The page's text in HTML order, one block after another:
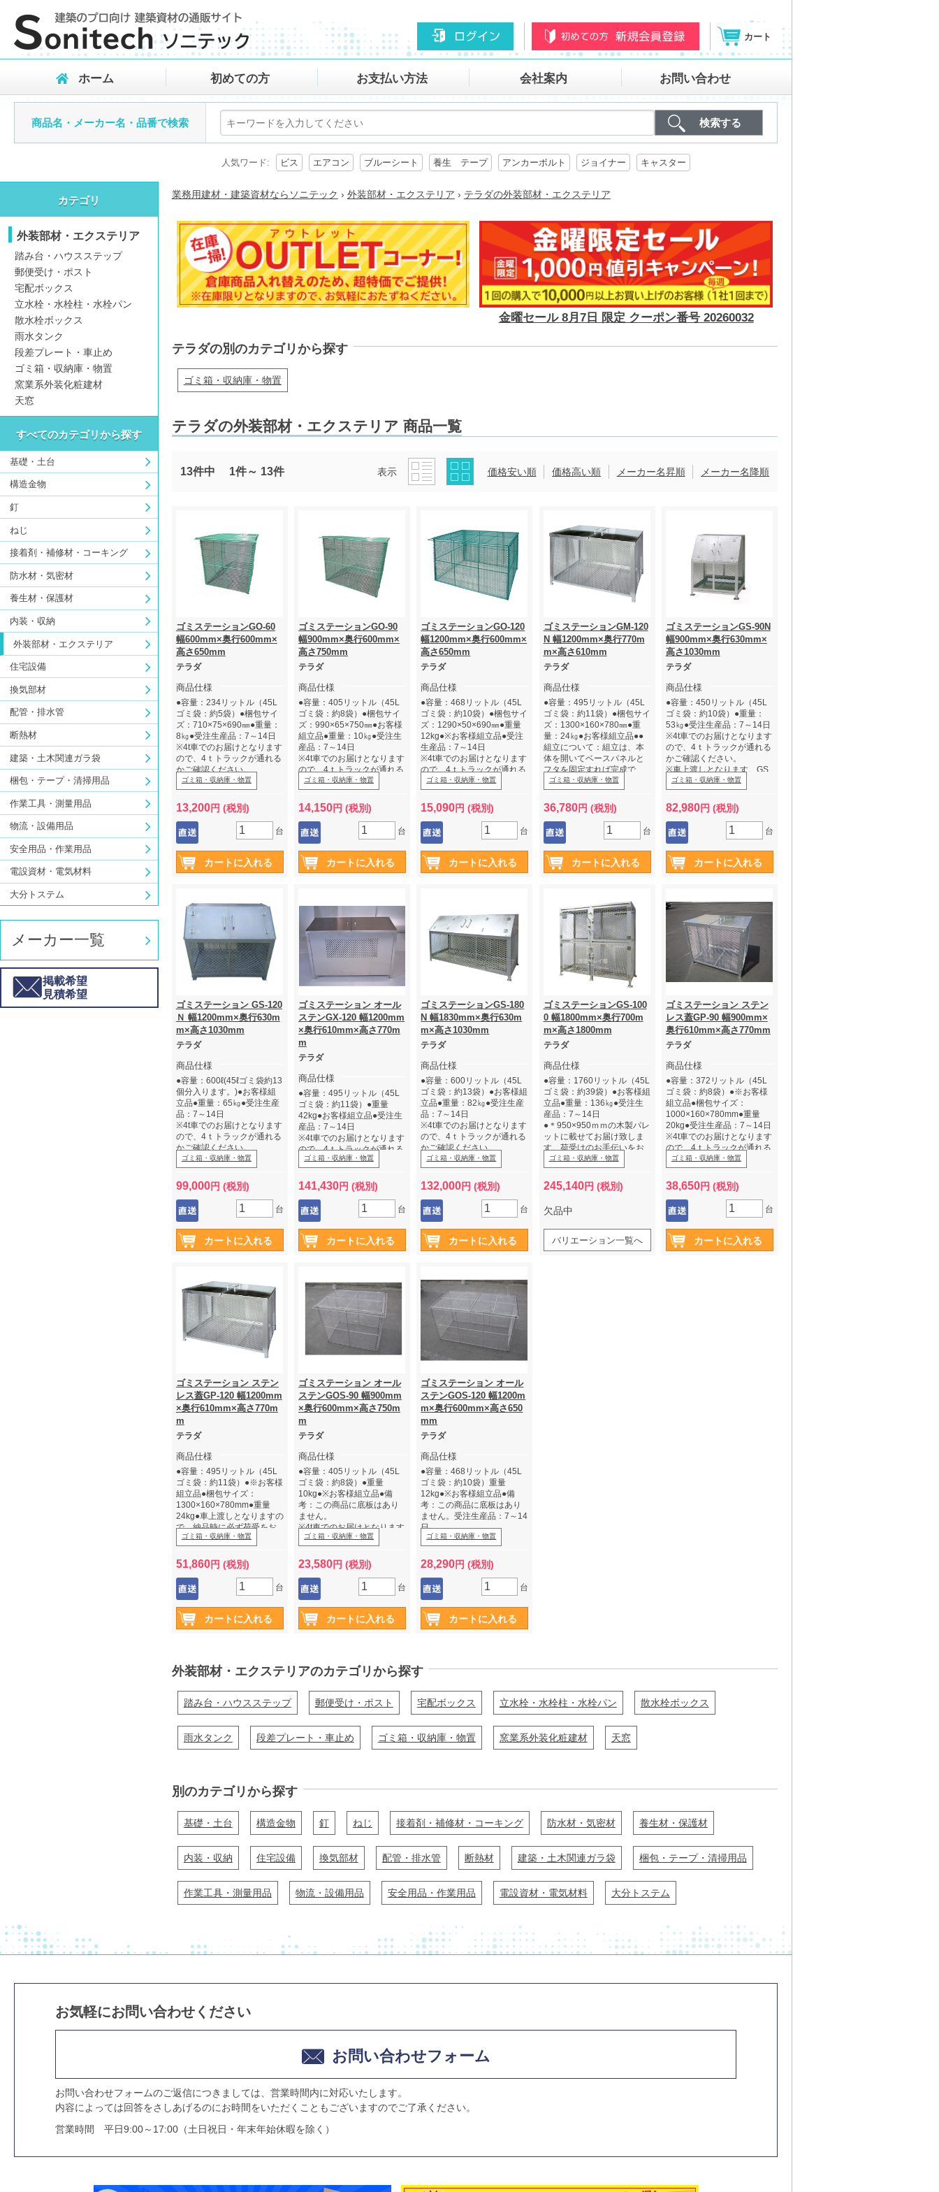
カート
ホーム 初めての方 お支払い方法 会社案内 お問い合わせ
商品名・メーカー名・品番で検索
人気ワード: ビス エアコン ブルーシート 養生 テープ アンカーボルト ジョイナー キャスター
カテゴリ
外装部材・エクステリア
踏み台・ハウスステップ
郵便受け・ポスト
宅配ボックス
立水栓・水栓柱・水栓パン
散水栓ボックス
雨水タンク
段差プレート・車止め
ゴミ箱・収納庫・物置
窯業系外装化粧建材
天窓
すべてのカテゴリから探す
基礎・土台
構造金物
釘
ねじ
接着剤・補修材・コーキング
防水材・気密材
養生材・保護材
内装・収納
外装部材・エクステリア
住宅設備
換気部材
配管・排水管
断熱材
建築・土木関連ガラ袋
梱包・テープ・清掃用品
作業工具・測量用品
物流・設備用品
安全用品・作業用品
電設資材・電気材料
大分トステム
メーカー一覧
掲載希望
見積希望
業務用建材・建築資材ならソニテック › 外装部材・エクステリア › テラダの外装部材・エクステリア
金曜セール 8月7日 限定 クーポン番号 20260032
テラダの別のカテゴリから探す
ゴミ箱・収納庫・物置
テラダの外装部材・エクステリア 商品一覧
13件中 1件～ 13件 表示 価格安い順 価格高い順 メーカー名昇順 メーカー名降順
ゴミステーションGO-60
幅600mm×奥行600mm×
高さ650mm
テラダ
商品仕様
●容量：234リットル（45L
ゴミ袋：約5袋）●梱包サイ
ズ：710×75×690㎜●重量：
8㎏●受注生産品：7～14日
※4t車でのお届けとなります
ので、4ｔトラックが通れる
かご確認ください。
※車上渡しとなりますので、
納品時に必ず荷受をお願い
します。
ゴミ箱・収納庫・物置
13,200円 (税別)
台
ゴミステーションGO-90
幅900mm×奥行600mm×
高さ750mm
テラダ
商品仕様
●容量：405リットル（45L
ゴミ袋：約8袋）●梱包サイ
ズ：990×65×750㎜●お客様
組立品●重量：10㎏●受注生
産品：7～14日
※4t車でのお届けとなります
ので、4ｔトラックが通れる
かご確認ください。
※車上渡しとなりますので、
納品時に必ず荷受をお願い
します。
ゴミ箱・収納庫・物置
14,150円 (税別)
台
ゴミステーションGO-120
幅1200mm×奥行600mm×
高さ650mm
テラダ
商品仕様
●容量：468リットル（45L
ゴミ袋：約10袋）●梱包サイ
ズ：1290×50×690㎜●重量
12kg●※お客様組立品●受注
生産品：7～14日
※4t車でのお届けとなります
ので、4ｔトラックが通れる
かご確認ください。
※車上渡しとなりますので、
納品時に必ず荷受をお願い
します。
ゴミ箱・収納庫・物置
15,090円 (税別)
台
ゴミステーションGM-120
N 幅1200mm×奥行770m
m×高さ610mm
テラダ
商品仕様
●容量：495リットル（45L
ゴミ袋：約11袋）●梱包サイ
ズ：1300×160×780㎜●重
量：24㎏●お客様組立品●●
組立について：組立は、本
体を開いてベースパネルと
フタを固定すれば完成で
す、工具は付属しておりま
せん。スパナをご用意いた
だく必要があります。●受注
生産品：7～14品
※4t車でのお届けとなります
ので、4ｔトラックが通れる
※車上渡しとなりますので、
納品時に必ず荷受をお願い
ゴミ箱・収納庫・物置
36,780円 (税別)
台
ゴミステーションGS-90N
幅900mm×奥行630mm×
高さ1030mm
テラダ
商品仕様
●容量：450リットル（45L
ゴミ袋：約10袋）●重量：
53㎏●受注生産品：7～14日
※4t車でのお届けとなります
ので、4ｔトラックが通れる
かご確認ください。
※車上渡しとなります。GS
タイプ・GXタイプは高重量
の為、フォークリフト又は
男性2名以上での荷受をお願
いします。
ゴミ箱・収納庫・物置
82,980円 (税別)
台
ゴミステーション GS-120
Ｎ 幅1200mm×奥行630m
m×高さ1030mm
テラダ
商品仕様
●容量：600ℓ(45ℓゴミ袋約13
個分入ります。)●お客様組
立品●重量：65㎏●受注生産
品：7～14日
※4t車でのお届けとなります
ので、4ｔトラックが通れる
かご確認ください。
※車上渡しとなります。GS
タイプ・GXタイプは高重量
の為、フォークリフト又は
男性2名以上での荷受をお願
いします。
ゴミ箱・収納庫・物置
99,000円 (税別)
台
ゴミステーション オール
ステンGX-120 幅1200mm
×奥行610mm×高さ770m
m
テラダ
商品仕様
●容量：495リットル（45L
ゴミ袋：約11袋）●重量
42kg●お客様組立品●受注生
産品：7～14日
※4t車でのお届けとなります
ので、4ｔトラックが通れる
かご確認ください。
ォークリフト又は2名での荷
受をお願します。
ゴミ箱・収納庫・物置
141,430円 (税別)
台
ゴミステーションGS-180
N 幅1830mm×奥行630m
m×高さ1030mm
テラダ
商品仕様
●容量：600リットル（45L
ゴミ袋：約13袋）●お客様組
立品●重量：82㎏●受注生産
品：7～14日
※4t車でのお届けとなります
ので、4ｔトラックが通れる
かご確認ください。
※車上渡しとなります。GS
タイプ・GXタイプは高重量
の為、フォークリフトでの
荷受をお願します。
ゴミ箱・収納庫・物置
132,000円 (税別)
台
ゴミステーションGS-100
0 幅1800mm×奥行700m
m×高さ1800mm
テラダ
商品仕様
●容量：1760リットル（45L
ゴミ袋：約39袋）●お客様組
立品●重量：136㎏●受注生
産品：7～14日
●＊950×950ｍｍの木製パレ
ットに載せてお届け致しま
す。荷受けのお手伝いをお
願いします。
※4t車でのお届けとなります
ので、4ｔトラックが通れる
かご確認ください。
※車上渡しとなります。GS
タイプ・GXタイプは高重量
荷受をお願いします。
ゴミ箱・収納庫・物置
245,140円 (税別)
欠品中
バリエーション一覧へ
ゴミステーション ステン
レス蓋GP-90 幅900mm×
奥行610mm×高さ770mm
テラダ
商品仕様
●容量：372リットル（45L
ゴミ袋：約8袋）●※お客様
組立品●梱包サイズ：
1000×160×780mm●重量
20kg●受注生産品：7～14日
※4t車でのお届けとなります
ので、4ｔトラックが通れる
かご確認ください。
※車上渡しとなりますので荷
受をお願します。
ゴミ箱・収納庫・物置
38,650円 (税別)
台
ゴミステーション ステン
レス蓋GP-120 幅1200mm
×奥行610mm×高さ770m
m
テラダ
商品仕様
●容量：495リットル（45L
ゴミ袋：約11袋）●※お客様
組立品●梱包サイズ：
1300×160×780mm●重量
24kg●車上渡しとなりますの
で、納品時に必ず荷受をお
願いします。
ゴミ箱・収納庫・物置
51,860円 (税別)
台
ゴミステーション オール
ステンGOS-90 幅900mm
×奥行600mm×高さ750m
m
テラダ
商品仕様
●容量：405リットル（45L
ゴミ袋：約8袋）●重量
10kg●※お客様組立品●備
考：この商品に底板はあり
ません。
※4t車でのお届けとなります
ので、4ｔトラックが通れる
※車上渡しとなりますので、
納品時に必ず荷受をお願い
します。
ゴミ箱・収納庫・物置
23,580円 (税別)
台
ゴミステーション オール
ステンGOS-120 幅1200m
m×奥行600mm×高さ650
mm
テラダ
商品仕様
●容量：468リットル（45L
ゴミ袋：約10袋）重量
12kg●※お客様組立品●備
考：この商品に底板はあり
ません。受注生産品：7～14
日
※4t車でのお届けとなります
かご確認ください。
※車上渡しとなりますので、
納品時に必ず荷受をお願い
します。
ゴミ箱・収納庫・物置
28,290円 (税別)
台
外装部材・エクステリアのカテゴリから探す
踏み台・ハウスステップ 郵便受け・ポスト 宅配ボックス 立水栓・水栓柱・水栓パン 散水栓ボックス
雨水タンク 段差プレート・車止め ゴミ箱・収納庫・物置 窯業系外装化粧建材 天窓
別のカテゴリから探す
基礎・土台 構造金物 釘 ねじ 接着剤・補修材・コーキング 防水材・気密材 養生材・保護材
内装・収納 住宅設備 換気部材 配管・排水管 断熱材 建築・土木関連ガラ袋 梱包・テープ・清掃用品
作業工具・測量用品 物流・設備用品 安全用品・作業用品 電設資材・電気材料 大分トステム
お気軽にお問い合わせください
お問い合わせフォーム
お問い合わせフォームのご返信につきましては、営業時間内に対応いたします。
内容によっては回答をさしあげるのにお時間をいただくこともございますのでご了承ください。
営業時間 平日9:00～17:00（土日祝日・年末年始休暇を除く）